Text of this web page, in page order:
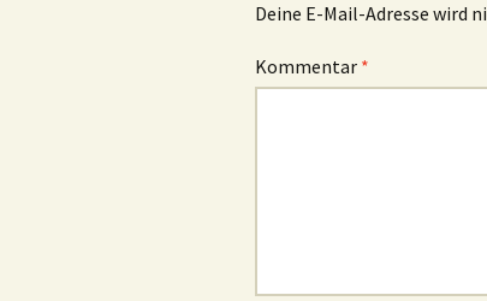
Deine E-Mail-Adresse wird
Kommentar *